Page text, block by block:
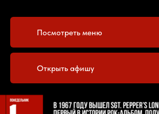
Посмотреть меню
Открыть афишу